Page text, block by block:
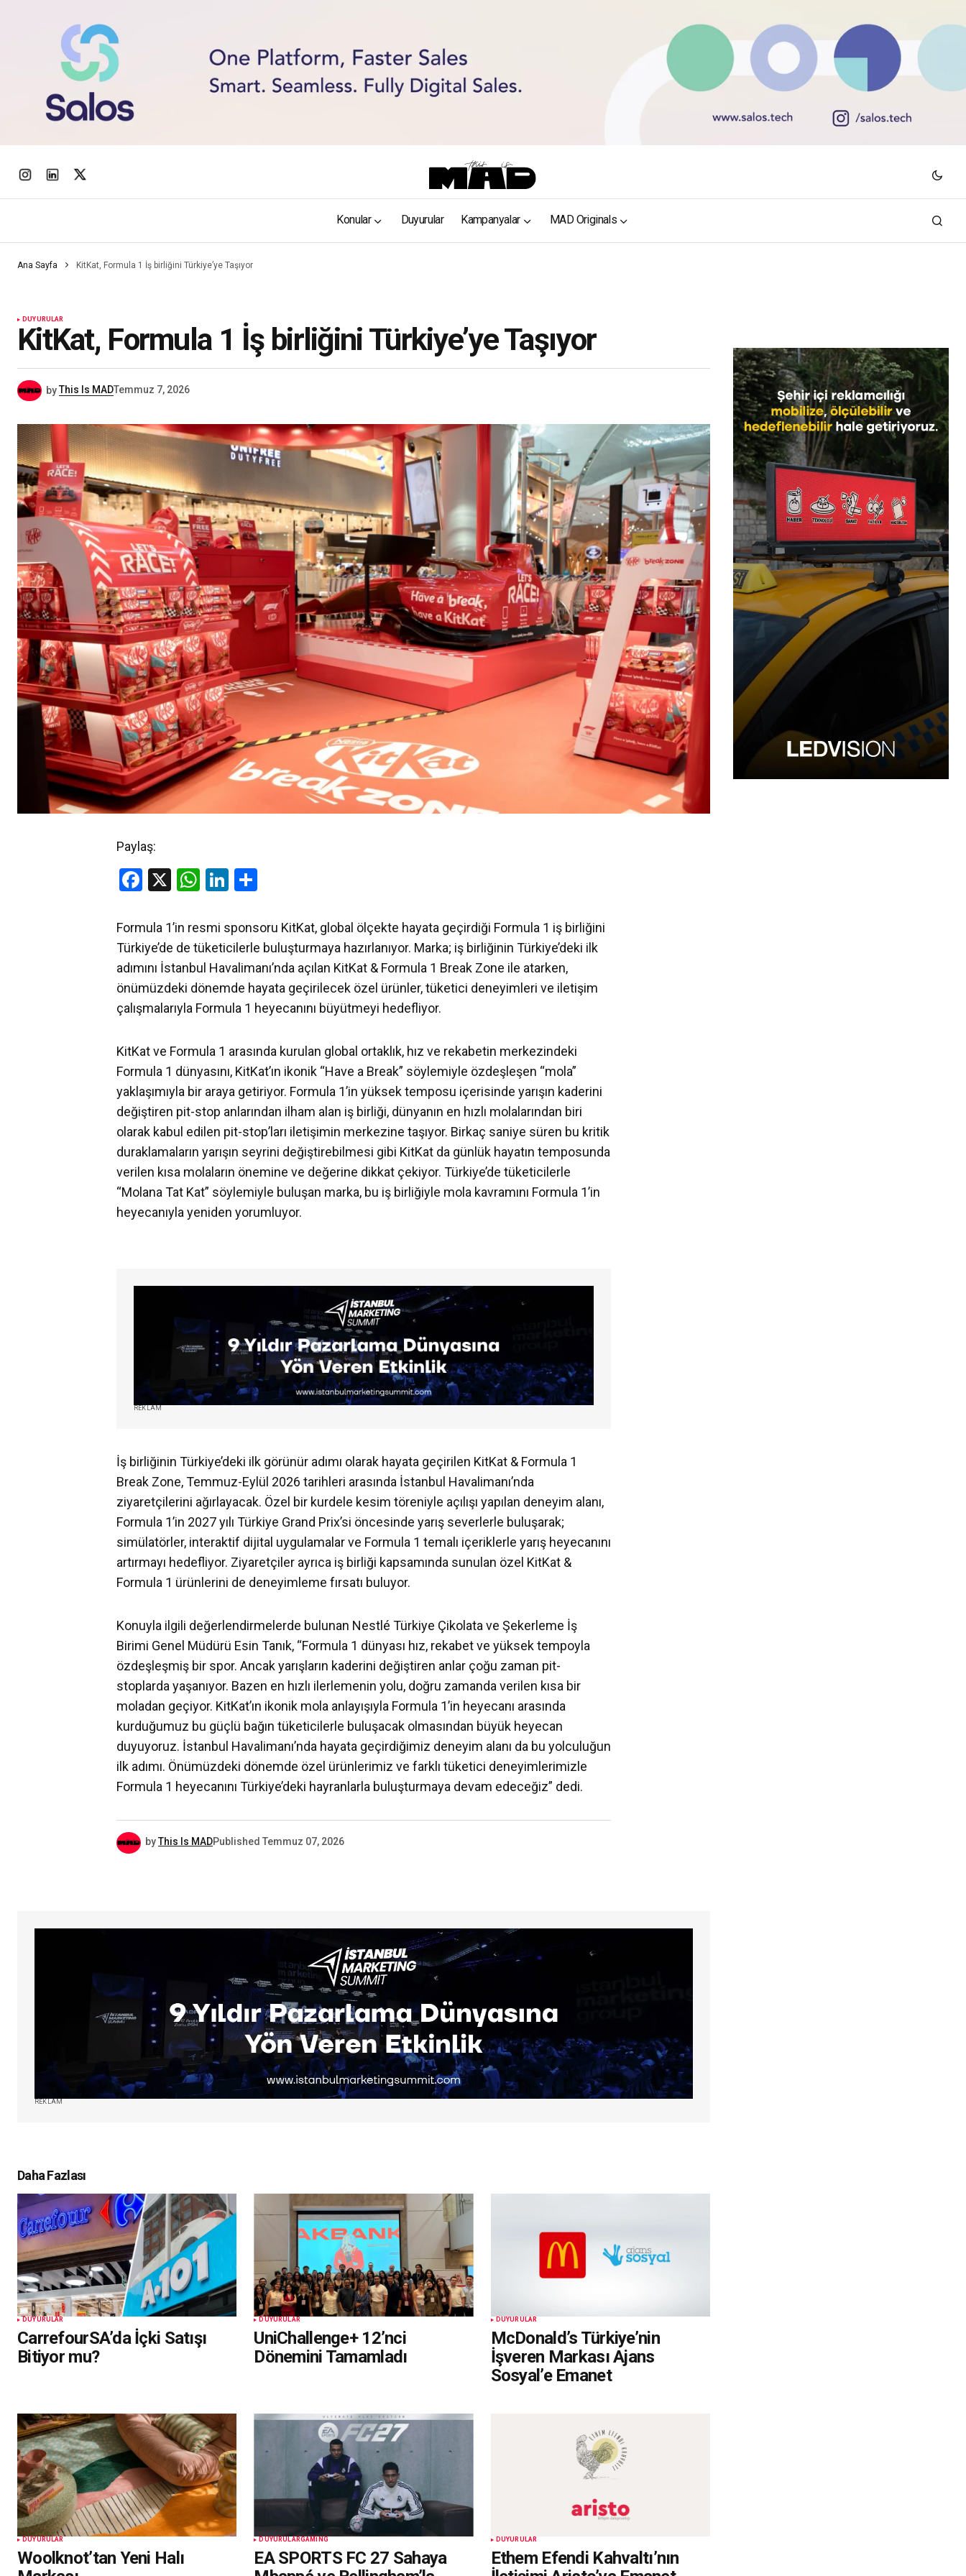
Konular Duyurular Kampanyalar MAD Originals
Ana Sayfa KitKat, Formula 1 İş birliğini Türkiye’ye Taşıyor
DUYURULAR
KitKat, Formula 1 İş birliğini Türkiye’ye Taşıyor
byThis Is MADTemmuz 7, 2026
Paylaş:
Facebook
X WhatsApp
LinkedIn
Formula 1’in resmi sponsoru KitKat, global ölçekte hayata geçirdiği Formula 1 iş birliğini
Türkiye’de de tüketicilerle buluşturmaya hazırlanıyor. Marka; iş birliğinin Türkiye’deki ilk
adımını İstanbul Havalimanı’nda açılan KitKat & Formula 1 Break Zone ile atarken,
önümüzdeki dönemde hayata geçirilecek özel ürünler, tüketici deneyimleri ve iletişim
çalışmalarıyla Formula 1 heyecanını büyütmeyi hedefliyor.
KitKat ve Formula 1 arasında kurulan global ortaklık, hız ve rekabetin merkezindeki
Formula 1 dünyasını, KitKat’ın ikonik “Have a Break” söylemiyle özdeşleşen “mola”
yaklaşımıyla bir araya getiriyor. Formula 1’in yüksek temposu içerisinde yarışın kaderini
değiştiren pit-stop anlarından ilham alan iş birliği, dünyanın en hızlı molalarından biri
olarak kabul edilen pit-stop’ları iletişimin merkezine taşıyor. Birkaç saniye süren bu kritik
duraklamaların yarışın seyrini değiştirebilmesi gibi KitKat da günlük hayatın temposunda
verilen kısa molaların önemine ve değerine dikkat çekiyor. Türkiye’de tüketicilerle
“Molana Tat Kat” söylemiyle buluşan marka, bu iş birliğiyle mola kavramını Formula 1’in
heyecanıyla yeniden yorumluyor.
REKLAM
İş birliğinin Türkiye’deki ilk görünür adımı olarak hayata geçirilen KitKat & Formula 1
Break Zone, Temmuz-Eylül 2026 tarihleri arasında İstanbul Havalimanı’nda
ziyaretçilerini ağırlayacak. Özel bir kurdele kesim töreniyle açılışı yapılan deneyim alanı,
Formula 1’in 2027 yılı Türkiye Grand Prix’si öncesinde yarış severlerle buluşarak;
simülatörler, interaktif dijital uygulamalar ve Formula 1 temalı içeriklerle yarış heyecanını
artırmayı hedefliyor. Ziyaretçiler ayrıca iş birliği kapsamında sunulan özel KitKat &
Formula 1 ürünlerini de deneyimleme fırsatı buluyor.
Konuyla ilgili değerlendirmelerde bulunan Nestlé Türkiye Çikolata ve Şekerleme İş
Birimi Genel Müdürü Esin Tanık, “Formula 1 dünyası hız, rekabet ve yüksek tempoyla
özdeşleşmiş bir spor. Ancak yarışların kaderini değiştiren anlar çoğu zaman pit-
stoplarda yaşanıyor. Bazen en hızlı ilerlemenin yolu, doğru zamanda verilen kısa bir
moladan geçiyor. KitKat’ın ikonik mola anlayışıyla Formula 1’in heyecanı arasında
kurduğumuz bu güçlü bağın tüketicilerle buluşacak olmasından büyük heyecan
duyuyoruz. İstanbul Havalimanı’nda hayata geçirdiğimiz deneyim alanı da bu yolculuğun
ilk adımı. Önümüzdeki dönemde özel ürünlerimiz ve farklı tüketici deneyimlerimizle
Formula 1 heyecanını Türkiye’deki hayranlarla buluşturmaya devam edeceğiz” dedi.
byThis Is MADPublished Temmuz 07, 2026
REKLAM
Daha Fazlası
DUYURULAR
CarrefourSA’da İçki Satışı
Bitiyor mu?
DUYURULAR
UniChallenge+ 12’nci
Dönemini Tamamladı
DUYURULAR
McDonald’s Türkiye’nin
İşveren Markası Ajans
Sosyal’e Emanet
DUYURULAR
Woolknot’tan Yeni Halı
DUYURULARGAMING
EA SPORTS FC 27 Sahaya
DUYURULAR
Ethem Efendi Kahvaltı’nın